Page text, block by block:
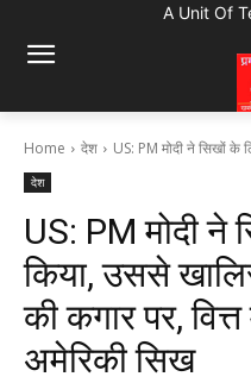
A Unit Of
Home देश US: PM मोदी ने सिखों के
देश
US: PM मोदी ने
किया, उससे
की कगार पर,
अमेरिकी सिख